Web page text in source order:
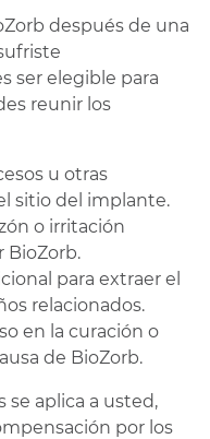
después de una
ser elegible para
reunir los
u otras
sitio del implante.
o irritación
BioZorb.
para extraer el
relacionados.
en la curación o
de BioZorb.
se aplica a usted,
por los